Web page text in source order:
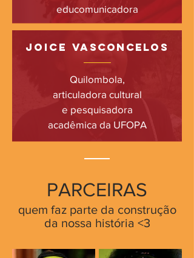
educomunicadora
Quilombola,
articuladora cultural
e pesquisadora
acadêmica da UFOPA
joicevasconcelos
PARCEIRAS
quem faz parte da construção
da nossa história <3